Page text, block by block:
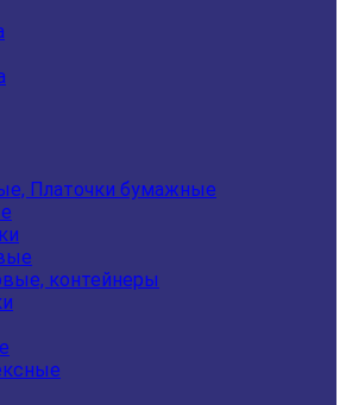
Платочки бумажные
контейнеры